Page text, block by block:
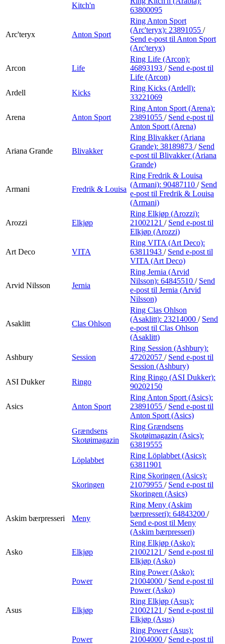
Kitch'n
63800095
Arc'teryx Anton Sport
Ring Anton Sport
(Arc'teryx): 23891055 /
Send e-post til Anton Sport
(Arc'teryx)
Arcon Life
Ring Life (Arcon):
46893193 / Send e-post til
Life (Arcon)
Ardell
Kicks
Ring Kicks (Ardell):
33221069
Arena Anton Sport
Ring Anton Sport (Arena):
23891055 / Send e-post til
Anton Sport (Arena)
Ariana Grande Blivakker
Ring Blivakker (Ariana
Grande): 38189873 / Send
e-post til Blivakker (Ariana
Grande)
Armani Fredrik & Louisa
Ring Fredrik & Louisa
(Armani): 90487110 / Send
e-post til Fredrik & Louisa
(Armani)
Arozzi Elkjøp
Ring Elkjøp (Arozzi):
21002121 / Send e-post til
Elkjøp (Arozzi)
Art Deco VITA
Ring VITA (Art Deco):
63811943 / Send e-post til
VITA (Art Deco)
Arvid Nilsson Jernia
Ring Jernia (Arvid
Nilsson): 64845510 / Send
e-post til Jernia (Arvid
Nilsson)
Asaklitt Clas Ohlson
Ring Clas Ohlson
(Asaklitt): 23214000 / Send
e-post til Clas Ohlson
(Asaklitt)
Ashbury Session
Ring Session (Ashbury):
47202057 / Send e-post til
Session (Ashbury)
ASI Dukker
Ringo
Ring Ringo (ASI Dukker):
90202150
Asics Anton Sport
Ring Anton Sport (Asics):
23891055 / Send e-post til
Anton Sport (Asics)
Grændsens
Skotøimagazin
Ring Grændsens
Skotøimagazin (Asics):
63819555
Löplabbet
Ring Löplabbet (Asics):
63811901
Skoringen
Ring Skoringen (Asics):
21079955 / Send e-post til
Skoringen (Asics)
Askim bærpresseri Meny
Ring Meny (Askim
bærpresseri): 64843200 /
Send e-post til Meny
(Askim bærpresseri)
Asko Elkjøp
Ring Elkjøp (Asko):
21002121 / Send e-post til
Elkjøp (Asko)
Power
Ring Power (Asko):
21004000 / Send e-post til
Power (Asko)
Asus Elkjøp
Ring Elkjøp (Asus):
21002121 / Send e-post til
Elkjøp (Asus)
Power
Ring Power (Asus):
21004000 / Send e-post til